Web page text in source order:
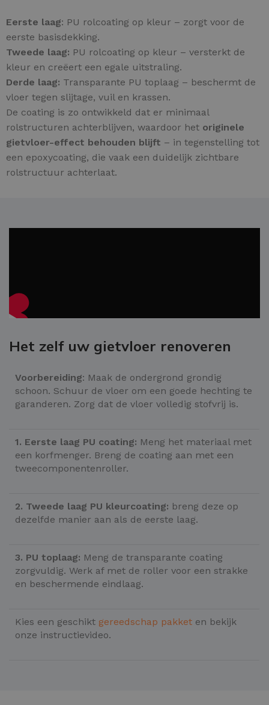
Eerste laag: PU rolcoating op kleur – zorgt voor de
eerste basisdekking.
Tweede laag: PU rolcoating op kleur – versterkt de
kleur en creëert een egale uitstraling.
Derde laag: Transparante PU toplaag – beschermt de
vloer tegen slijtage, vuil en krassen.
De coating is zo ontwikkeld dat er minimaal
rolstructuren achterblijven, waardoor het originele
gietvloer-effect behouden blijft – in tegenstelling tot
een epoxycoating, die vaak een duidelijk zichtbare
rolstructuur achterlaat.
Het zelf uw gietvloer renoveren
Voorbereiding: Maak de ondergrond grondig
schoon. Schuur de vloer om een goede hechting te
garanderen. Zorg dat de vloer volledig stofvrij is.
1. Eerste laag PU coating: Meng het materiaal met
een korfmenger. Breng de coating aan met een
tweecomponentenroller.
2. Tweede laag PU kleurcoating: breng deze op
dezelfde manier aan als de eerste laag.
3. PU toplaag: Meng de transparante coating
zorgvuldig. Werk af met de roller voor een strakke
en beschermende eindlaag.
Kies een geschikt gereedschap pakket en bekijk
onze instructievideo.